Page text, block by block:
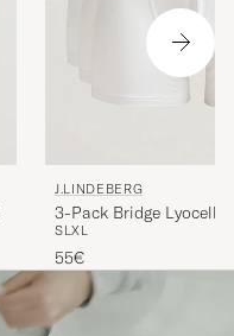
J.LINDEBERG
3-Pack Bridge Lyocell
SLXL
55€